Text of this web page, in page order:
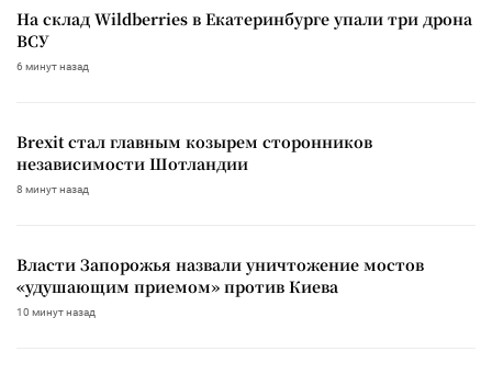
На склад Wildberries в Екатеринбурге упали три дрона
ВСУ
6 минут назад
Brexit стал главным козырем сторонников
независимости Шотландии
8 минут назад
Власти Запорожья назвали уничтожение мостов
«удушающим приемом» против Киева
10 минут назад